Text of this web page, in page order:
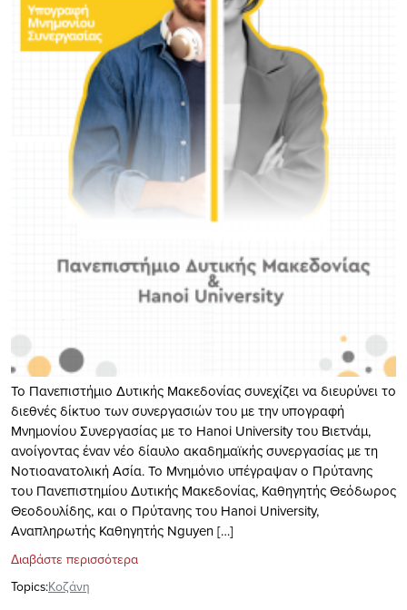
Το Πανεπιστήμιο Δυτικής Μακεδονίας συνεχίζει να διευρύνει το
διεθνές δίκτυο των συνεργασιών του με την υπογραφή
Μνημονίου Συνεργασίας με το Hanoi University του Βιετνάμ,
ανοίγοντας έναν νέο δίαυλο ακαδημαϊκής συνεργασίας με τη
Νοτιοανατολική Ασία. Το Μνημόνιο υπέγραψαν ο Πρύτανης
του Πανεπιστημίου Δυτικής Μακεδονίας, Καθηγητής Θεόδωρος
Θεοδουλίδης, και ο Πρύτανης του Hanoi University,
Αναπληρωτής Καθηγητής Nguyen […]
Διαβάστε περισσότερα
Topics:Κοζάνη